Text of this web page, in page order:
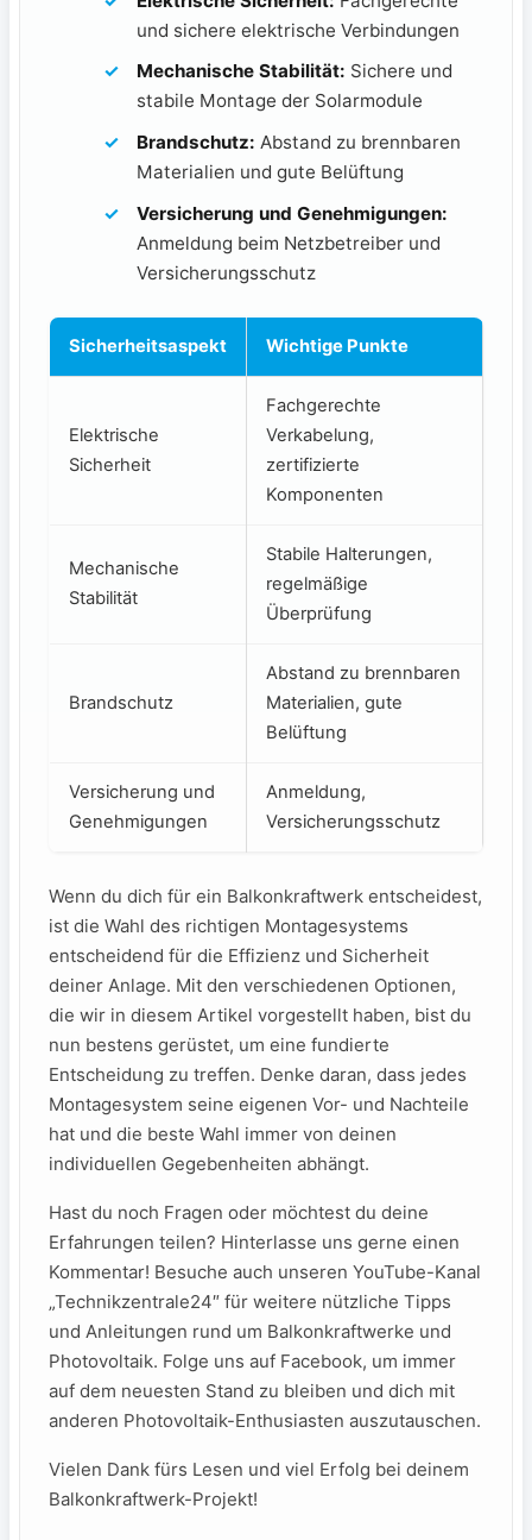
und sichere elektrische⁤ Verbindungen
Mechanische Stabilität: Sichere und
stabile ⁢Montage der Solarmodule
Brandschutz: ⁢Abstand⁢ zu ⁢brennbaren
Materialien⁢ und gute Belüftung
Versicherung und⁤ Genehmigungen:
Anmeldung⁤ beim Netzbetreiber und
Versicherungsschutz
Sicherheitsaspekt Wichtige‍ Punkte
Elektrische
Sicherheit
Fachgerechte
Verkabelung,
zertifizierte
Komponenten
Mechanische
Stabilität
Stabile ⁤Halterungen,
regelmäßige
Überprüfung
Brandschutz
Abstand zu brennbaren
Materialien,⁣ gute
Belüftung
Versicherung und
Genehmigungen
Anmeldung,
Versicherungsschutz
Wenn du dich für ein Balkonkraftwerk‍ entscheidest,
ist ⁣die Wahl des richtigen ‍Montagesystems
entscheidend für die Effizienz und Sicherheit‍
deiner ‌Anlage. Mit den verschiedenen ‌Optionen,
die ‌wir in ‌diesem ‍Artikel vorgestellt‌ haben, bist du
nun⁤ bestens gerüstet, um⁢ eine fundierte
Entscheidung zu treffen.‌ Denke daran, dass jedes
Montagesystem seine eigenen Vor- und Nachteile
hat und ⁤die beste Wahl immer ​von deinen
individuellen ‍Gegebenheiten ‍abhängt.
Hast‌ du noch Fragen oder⁢ möchtest du deine
Erfahrungen teilen? ⁤Hinterlasse​ uns gerne einen
Kommentar! ⁤Besuche auch unseren⁢ YouTube-Kanal
„Technikzentrale24″⁤ für weitere nützliche ‌Tipps
und Anleitungen rund ⁢um Balkonkraftwerke und
Photovoltaik.​ Folge uns auf Facebook,‍ um‌ immer
auf dem neuesten Stand zu bleiben und dich ‌mit
anderen ⁤Photovoltaik-Enthusiasten auszutauschen.
Vielen Dank fürs Lesen und viel Erfolg‌ bei deinem⁤
Balkonkraftwerk-Projekt!